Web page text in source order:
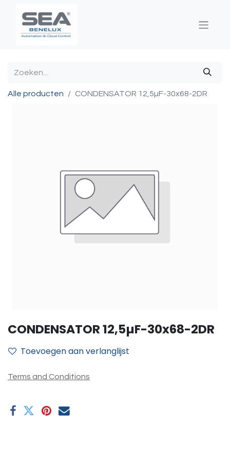
Alle producten CONDENSATOR 12,5µF-30x68-2DR
CONDENSATOR 12,5µF-30x68-2DR
Toevoegen aan verlanglijst
Terms and Conditions